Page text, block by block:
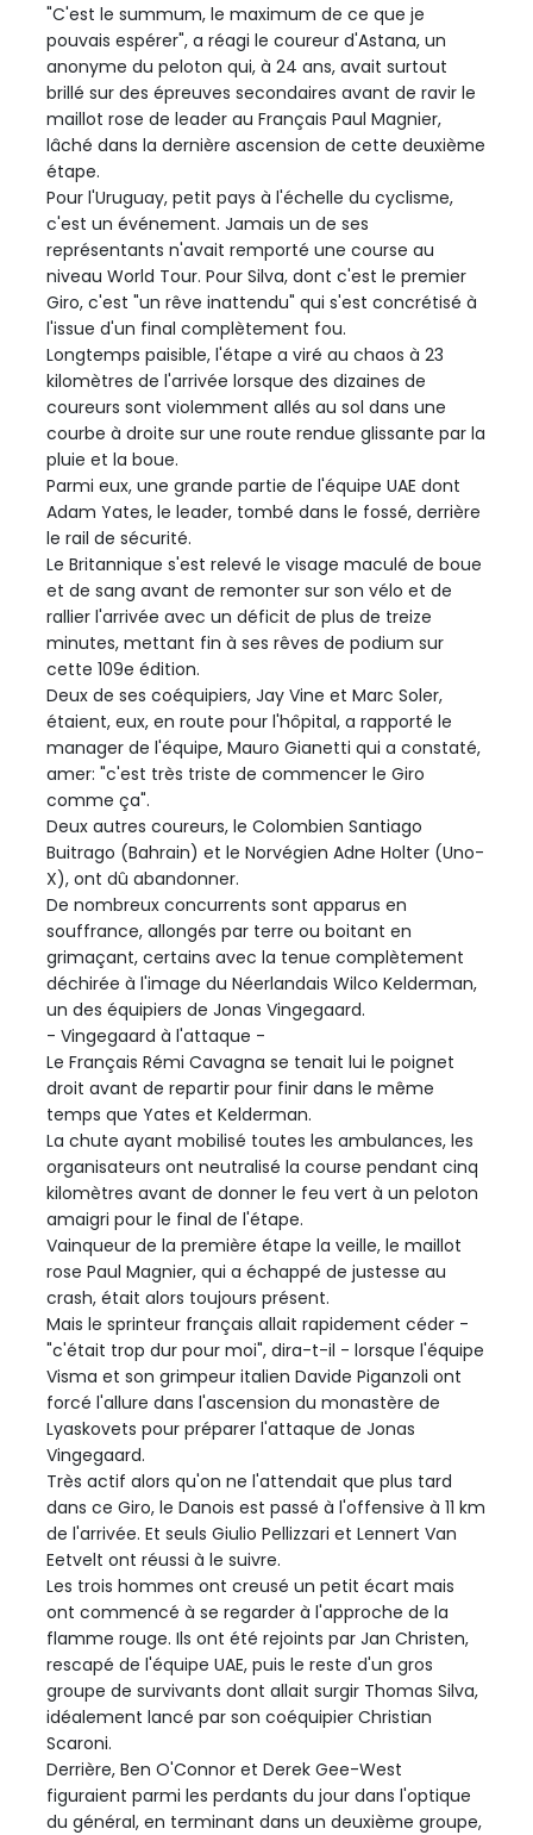
"C'est le summum, le maximum de ce que je
pouvais espérer", a réagi le coureur d'Astana, un
anonyme du peloton qui, à 24 ans, avait surtout
brillé sur des épreuves secondaires avant de ravir le
maillot rose de leader au Français Paul Magnier,
lâché dans la dernière ascension de cette deuxième
étape.
Pour l'Uruguay, petit pays à l'échelle du cyclisme,
c'est un événement. Jamais un de ses
représentants n'avait remporté une course au
niveau World Tour. Pour Silva, dont c'est le premier
Giro, c'est "un rêve inattendu" qui s'est concrétisé à
l'issue d'un final complètement fou.
Longtemps paisible, l'étape a viré au chaos à 23
kilomètres de l'arrivée lorsque des dizaines de
coureurs sont violemment allés au sol dans une
courbe à droite sur une route rendue glissante par la
pluie et la boue.
Parmi eux, une grande partie de l'équipe UAE dont
Adam Yates, le leader, tombé dans le fossé, derrière
le rail de sécurité.
Le Britannique s'est relevé le visage maculé de boue
et de sang avant de remonter sur son vélo et de
rallier l'arrivée avec un déficit de plus de treize
minutes, mettant fin à ses rêves de podium sur
cette 109e édition.
Deux de ses coéquipiers, Jay Vine et Marc Soler,
étaient, eux, en route pour l'hôpital, a rapporté le
manager de l'équipe, Mauro Gianetti qui a constaté,
amer: "c'est très triste de commencer le Giro
comme ça".
Deux autres coureurs, le Colombien Santiago
Buitrago (Bahrain) et le Norvégien Adne Holter (Uno-
X), ont dû abandonner.
De nombreux concurrents sont apparus en
souffrance, allongés par terre ou boitant en
grimaçant, certains avec la tenue complètement
déchirée à l'image du Néerlandais Wilco Kelderman,
un des équipiers de Jonas Vingegaard.
- Vingegaard à l'attaque -
Le Français Rémi Cavagna se tenait lui le poignet
droit avant de repartir pour finir dans le même
temps que Yates et Kelderman.
La chute ayant mobilisé toutes les ambulances, les
organisateurs ont neutralisé la course pendant cinq
kilomètres avant de donner le feu vert à un peloton
amaigri pour le final de l'étape.
Vainqueur de la première étape la veille, le maillot
rose Paul Magnier, qui a échappé de justesse au
crash, était alors toujours présent.
Mais le sprinteur français allait rapidement céder -
"c'était trop dur pour moi", dira-t-il - lorsque l'équipe
Visma et son grimpeur italien Davide Piganzoli ont
forcé l'allure dans l'ascension du monastère de
Lyaskovets pour préparer l'attaque de Jonas
Vingegaard.
Très actif alors qu'on ne l'attendait que plus tard
dans ce Giro, le Danois est passé à l'offensive à 11 km
de l'arrivée. Et seuls Giulio Pellizzari et Lennert Van
Eetvelt ont réussi à le suivre.
Les trois hommes ont creusé un petit écart mais
ont commencé à se regarder à l'approche de la
flamme rouge. Ils ont été rejoints par Jan Christen,
rescapé de l'équipe UAE, puis le reste d'un gros
groupe de survivants dont allait surgir Thomas Silva,
idéalement lancé par son coéquipier Christian
Scaroni.
Derrière, Ben O'Connor et Derek Gee-West
figuraient parmi les perdants du jour dans l'optique
du général, en terminant dans un deuxième groupe,